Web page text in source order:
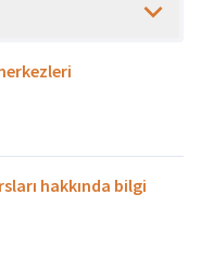
hakkında bilgi